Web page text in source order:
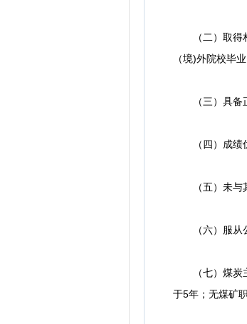
（二）取得相
（境)外院校毕
（三）具备正
（四）成绩优
（五）未与其
（六）服从公
（七）煤炭主
于5年；无煤矿